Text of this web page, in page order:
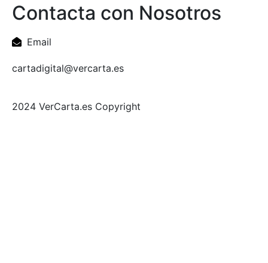
Contacta con Nosotros
Email
cartadigital@vercarta.es
2024 VerCarta.es Copyright